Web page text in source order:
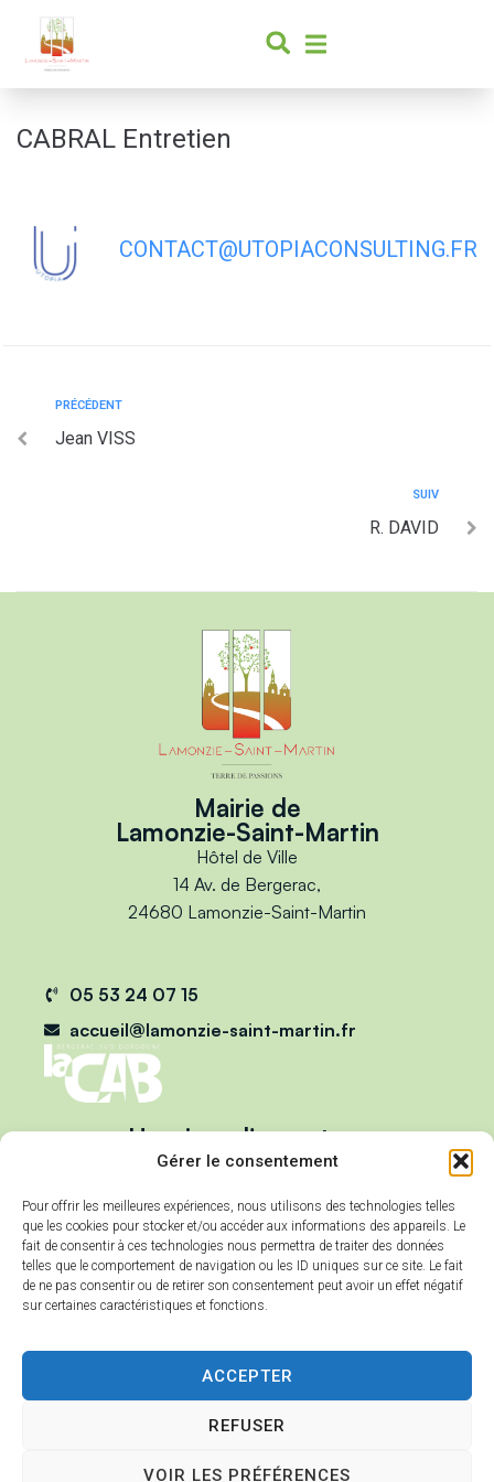
Gérer le consentement
Pour offrir les meilleures expériences, nous utilisons des technologies telles
que les cookies pour stocker et/ou accéder aux informations des appareils. Le
fait de consentir à ces technologies nous permettra de traiter des données
telles que le comportement de navigation ou les ID uniques sur ce site. Le fait
de ne pas consentir ou de retirer son consentement peut avoir un effet négatif
sur certaines caractéristiques et fonctions.
ACCEPTER
REFUSER
VOIR LES PRÉFÉRENCES
principal
CABRAL Entretien
CONTACT@UTOPIACONSULTING.FR
PRÉCÉDENT
Jean VISS
SUIV
R. DAVID
Mairie de
Lamonzie-Saint-Martin
Hôtel de Ville
14 Av. de Bergerac,
24680 Lamonzie-Saint-Martin
05 53 24 07 15
accueil@lamonzie-saint-martin.fr
Horaires d'ouverture
Du lundi au vendredi :
et de 13h00 à 17h00
Mercredi :
de 9h00 à 12h00